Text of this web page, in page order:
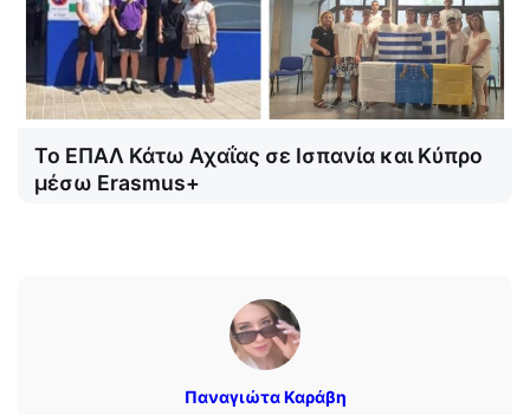
Το ΕΠΑΛ Κάτω Αχαΐας σε Ισπανία και Κύπρο
μέσω Erasmus+
Παναγιώτα Καράβη